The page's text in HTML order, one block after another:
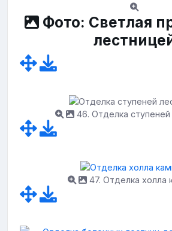
Фото: Светлая
46. Отделка
47. Отделка холла